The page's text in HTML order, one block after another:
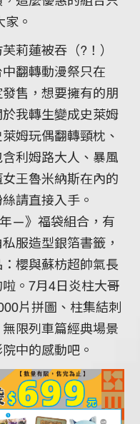
。
莉蓮被吞（?！）
翻轉動漫祭只在
售，想要擁有的朋
我轉生變成史萊姆
姆玩偶翻轉頸枕、
利姆路大人、暴風
王魯米納斯在內的
請直接入手。
—》福袋組合，有
服造型銀箔書籤，
櫻與蘇枋超帥氣長
。7月4日炎柱大哥
片拼圖、柱集結刺
限列車篇經典場景
中的感動吧。